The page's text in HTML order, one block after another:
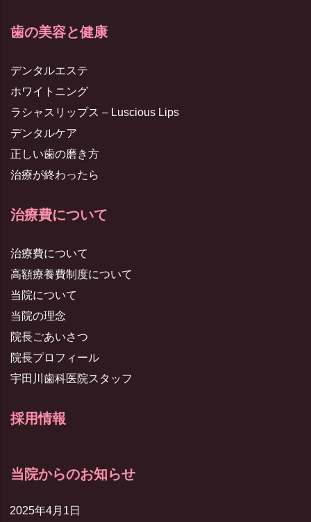
歯の美容と健康
デンタルエステ
ホワイトニング
ラシャスリップス – Luscious Lips
デンタルケア
正しい歯の磨き方
治療が終わったら
治療費について
治療費について
高額療養費制度について
当院について
当院の理念
院長ごあいさつ
院長プロフィール
宇田川歯科医院スタッフ
採用情報
当院からのお知らせ
2025年4月1日